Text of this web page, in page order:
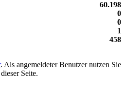
60.198
0
0
1
458
. Als angemeldeter Benutzer nutzen Sie
Seite.